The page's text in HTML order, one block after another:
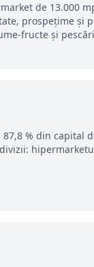
de 13.000
prospețime și
fructe și
% din